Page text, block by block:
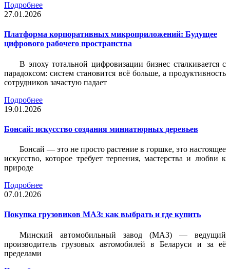
Подробнее
27.01.2026
Платформа корпоративных микроприложений: Будущее
цифрового рабочего пространства
В эпоху тотальной цифровизации бизнес сталкивается с
парадоксом: систем становится всё больше, а продуктивность
сотрудников зачастую падает
Подробнее
19.01.2026
Бонсай: искусство создания миниатюрных деревьев
Бонсай — это не просто растение в горшке, это настоящее
искусство, которое требует терпения, мастерства и любви к
природе
Подробнее
07.01.2026
Покупка грузовиков МАЗ: как выбрать и где купить
Минский автомобильный завод (МАЗ) — ведущий
производитель грузовых автомобилей в Беларуси и за её
пределами